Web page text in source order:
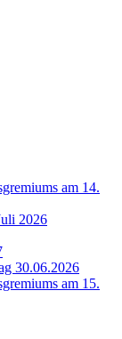
am 14.
2026
30.06.2026
am 15.